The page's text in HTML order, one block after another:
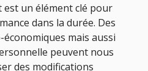
est un élément clé pour
dans la durée. Des
mais aussi
peuvent nous
des modifications